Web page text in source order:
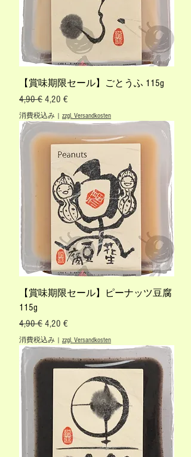
【賞味期限セール】ごとうふ 115g
通常価格
4,90 € セール価格
4,20 €
消費税込み | zzgl. Versandkosten
【賞味期限セール】ピーナッツ豆腐
115g
通常価格
4,90 € セール価格
4,20 €
消費税込み | zzgl. Versandkosten